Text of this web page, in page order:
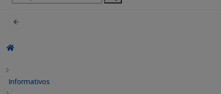
por:
Informativos